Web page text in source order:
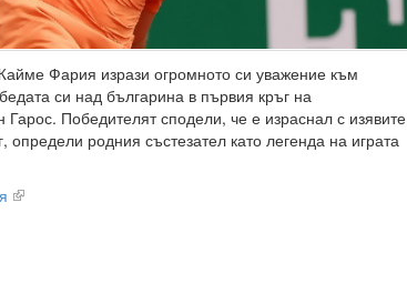
Фария изрази огромното си уважение към
си над българина в първия кръг на
Победителят сподели, че е израснал с изявите
определи родния състезател като легенда на играта